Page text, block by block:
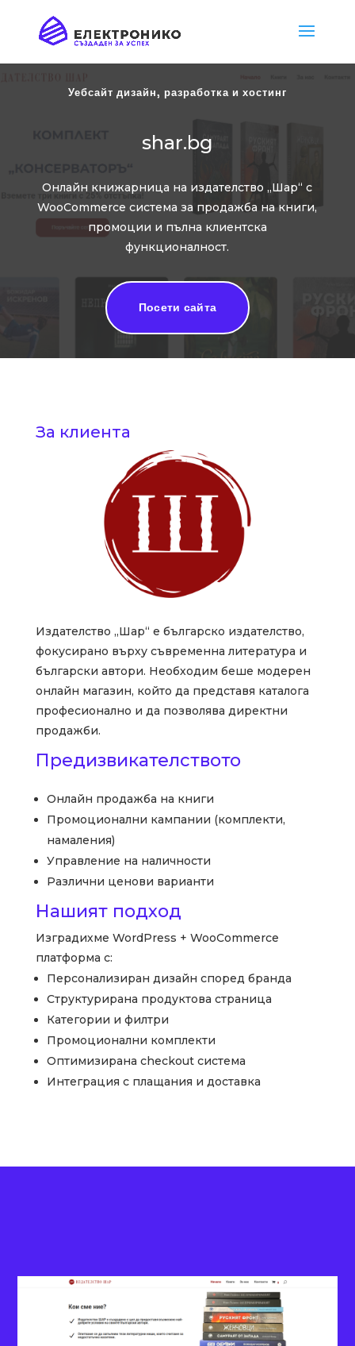
Уебсайт дизайн, разработка и хостинг
shar.bg
Онлайн книжарница на издателство „Шар“ с
WooCommerce система за продажба на книги,
промоции и пълна клиентска
функционалност.
Посети сайта
За клиента
Издателство „Шар“ е българско издателство,
фокусирано върху съвременна литература и
български автори. Необходим беше модерен
онлайн магазин, който да представя каталога
професионално и да позволява директни
продажби.
Предизвикателството
Онлайн продажба на книги
Промоционални кампании (комплекти,
намаления)
Управление на наличности
Различни ценови варианти
Нашият подход
Изградихме WordPress + WooCommerce
платформа с:
Персонализиран дизайн според бранда
Структурирана продуктова страница
Категории и филтри
Промоционални комплекти
Оптимизирана checkout система
Интеграция с плащания и доставка